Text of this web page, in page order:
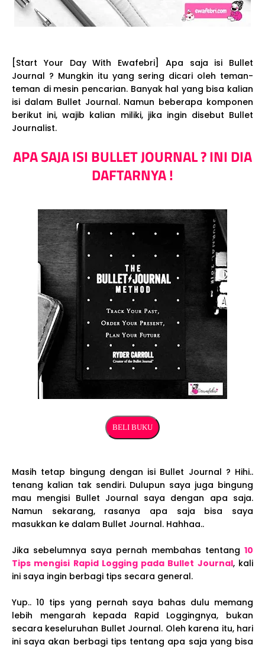
[Start Your Day With Ewafebri] Apa saja isi Bullet
Journal ? Mungkin itu yang sering dicari oleh teman-
teman di mesin pencarian. Banyak hal yang bisa kalian
isi dalam Bullet Journal. Namun beberapa komponen
berikut ini, wajib kalian miliki, jika ingin disebut Bullet
Journalist.
APA SAJA ISI BULLET JOURNAL ? INI DIA
DAFTARNYA !
Masih tetap bingung dengan isi Bullet Journal ? Hihi..
tenang kalian tak sendiri. Dulupun saya juga bingung
mau mengisi Bullet Journal saya dengan apa saja.
Namun sekarang, rasanya apa saja bisa saya
masukkan ke dalam Bullet Journal. Hahhaa..
Jika sebelumnya saya pernah membahas tentang 10
Tips mengisi Rapid Logging pada Bullet Journal, kali
ini saya ingin berbagi tips secara general.
Yup.. 10 tips yang pernah saya bahas dulu memang
lebih mengarah kepada Rapid Loggingnya, bukan
secara keseluruhan Bullet Journal. Oleh karena itu, hari
ini saya akan berbagi tips tentang apa saja yang bisa